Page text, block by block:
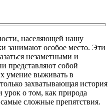
населяющей нашу
занимают особое место. Эти
незаметными и
представляют собой
умение выживать в
захватывающая история
урок о том, как природа
сложные препятствия.